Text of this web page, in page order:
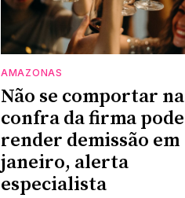
AMAZONAS
Não se comportar na
confra da firma pode
render demissão em
janeiro, alerta
especialista